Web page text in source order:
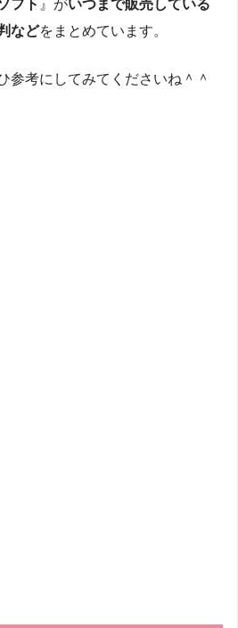
フト 』がいつまで販売している
などをまとめています。
参考にしてみてくださいね＾＾